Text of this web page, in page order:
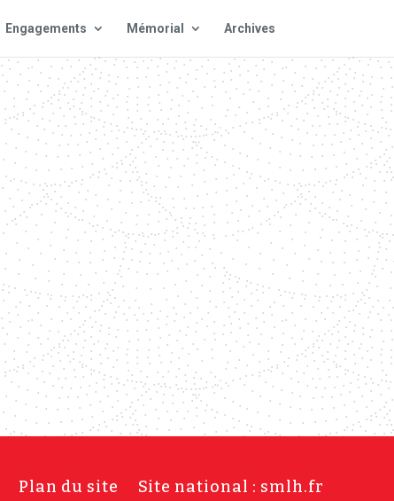
Engagements Mémorial Archives
Plan du site Site national : smlh.fr